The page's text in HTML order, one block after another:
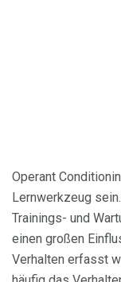
Operant
Lernwerkzeug
Trainings- und
einen großen
Verhalten erfasst